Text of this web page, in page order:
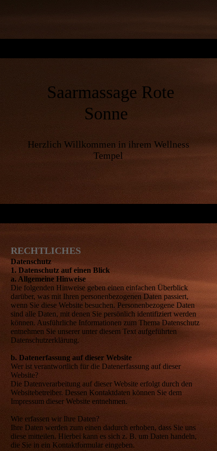
Saarmassage Rote
Sonne
Herzlich Willkommen in ihrem Wellness
Tempel
RECHTLICHES
Datenschutz
1. Datenschutz auf einen Blick
a. Allgemeine Hinweise
Die folgenden Hinweise geben einen einfachen Überblick
darüber, was mit Ihren personenbezogenen Daten passiert,
wenn Sie diese Website besuchen. Personenbezogene Daten
sind alle Daten, mit denen Sie persönlich identifiziert werden
können. Ausführliche Informationen zum Thema Datenschutz
entnehmen Sie unserer unter diesem Text aufgeführten
Datenschutzerklärung.
b. Datenerfassung auf dieser Website
Wer ist verantwortlich für die Datenerfassung auf dieser
Website?
Die Datenverarbeitung auf dieser Website erfolgt durch den
Websitebetreiber. Dessen Kontaktdaten können Sie dem
Impressum dieser Website entnehmen.
Wie erfassen wir Ihre Daten?
Ihre Daten werden zum einen dadurch erhoben, dass Sie uns
diese mitteilen. Hierbei kann es sich z. B. um Daten handeln,
die Sie in ein Kontaktformular eingeben.